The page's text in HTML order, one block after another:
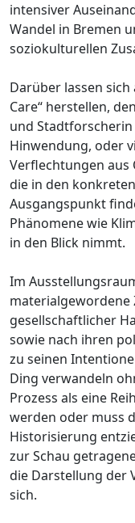
intensiver
Wandel in Bremen
soziokulturellen
Darüber lassen sich
Care“ herstellen,
und
Hinwendung, oder
Verflechtungen aus
die in den
Ausgangspunkt
Phänomene wie
in den Blick nimmt.
Im
materialgewordene
gesellschaftlicher
sowie nach ihren
zu seinen
Ding verwandeln
Prozess als eine
werden oder muss
Historisierung
zur Schau
die Darstellung der
sich.